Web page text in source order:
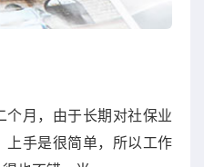
个月，由于长期对社保业
上手是很简单，所以工作